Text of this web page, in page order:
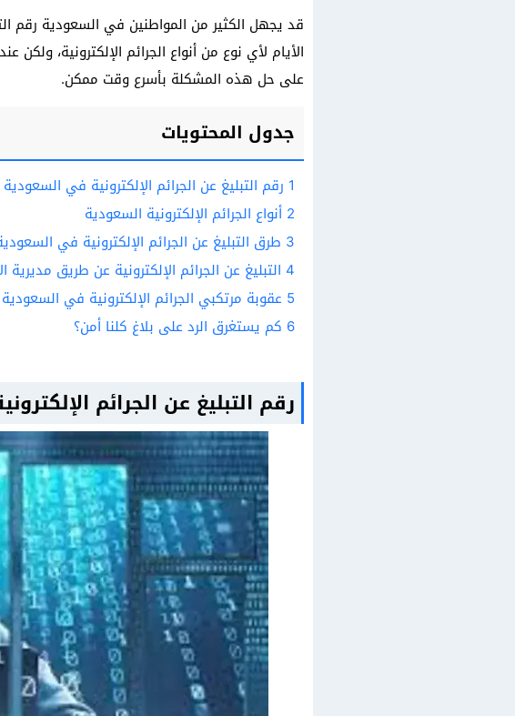
قد يجهل الكثير من المواطنين في السعودية رقم
الأيام لأي نوع من أنواع الجرائم الإلكترونية،
على حل هذه المشكلة بأسرع وقت ممكن.
جدول المحتويات
1 رقم التبليغ عن الجرائم الإلكترونية في السعودية
2 أنواع الجرائم الإلكترونية السعودية
3 طرق التبليغ عن الجرائم الإلكترونية في
4 التبليغ عن الجرائم الإلكترونية عن طريق مديرية
5 عقوبة مرتكبي الجرائم الإلكترونية في السعودية
6 كم يستغرق الرد على بلاغ كلنا أمن؟
رقم التبليغ عن الجرائم